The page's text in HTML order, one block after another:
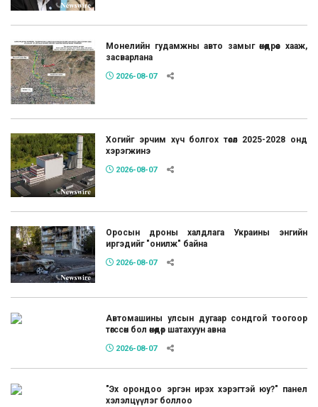
Монелийн гудамжны авто замыг өнөөдрөөс хааж,
засварлана
2026-08-07
Хогийг эрчим хүч болгох төсөл 2025-2028 онд
хэрэгжинэ
2026-08-07
Оросын дроны халдлага Украины энгийн
иргэдийг "онилж" байна
2026-08-07
Автомашины улсын дугаар сондгой тоогоор
төгссөн бол өнөөдөр шатахуун авна
2026-08-07
"Эх орондоо эргэн ирэх хэрэгтэй юу?" панел
хэлэлцүүлэг боллоо